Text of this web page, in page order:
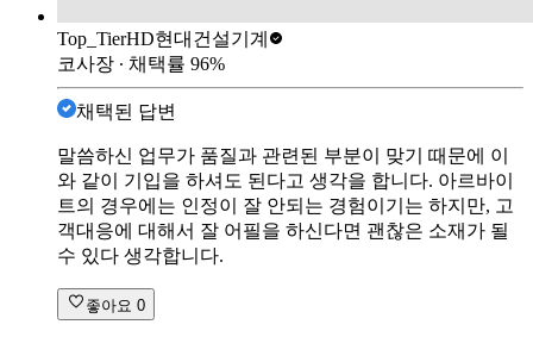
Top_TierHD현대건설기계
코사장 ∙ 채택률 96%
채택된 답변
말씀하신 업무가 품질과 관련된 부분이 맞기 때문에 이
와 같이 기입을 하셔도 된다고 생각을 합니다. 아르바이
트의 경우에는 인정이 잘 안되는 경험이기는 하지만, 고
객대응에 대해서 잘 어필을 하신다면 괜찮은 소재가 될
수 있다 생각합니다.
좋아요 0